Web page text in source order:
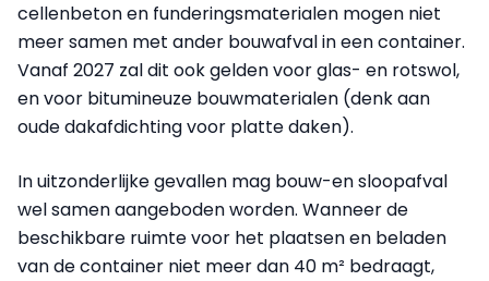
cellenbeton en funderingsmaterialen mogen niet
meer samen met ander bouwafval in een container.
Vanaf 2027 zal dit ook gelden voor glas- en rotswol,
en voor bitumineuze bouwmaterialen (denk aan
oude dakafdichting voor platte daken).
In uitzonderlijke gevallen mag bouw-en sloopafval
wel samen aangeboden worden. Wanneerde
beschikbare ruimte voor het plaatsen en beladen
van de container niet meer dan 40 m² bedraagt,